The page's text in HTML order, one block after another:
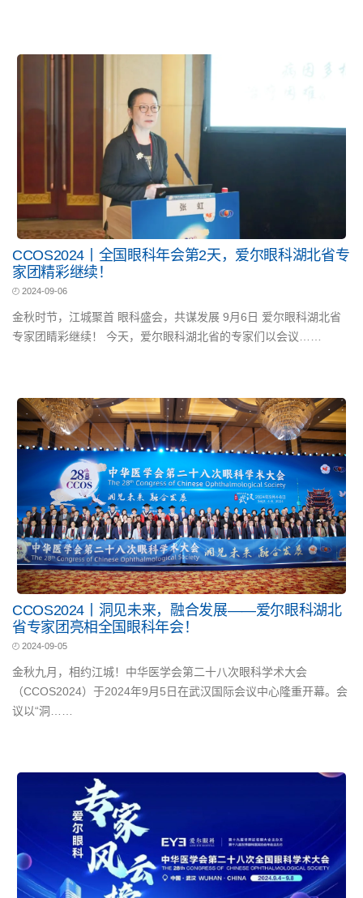
CCOS2024丨全国眼科年会第2天，爱尔眼科湖北省专
家团精彩继续！
2024-09-06
金秋时节，江城聚首 眼科盛会，共谋发展 9月6日 爱尔眼科湖北省
专家团睛彩继续！ 今天，爱尔眼科湖北省的专家们以会议……
CCOS2024丨洞见未来，融合发展——爱尔眼科湖北
省专家团亮相全国眼科年会！
2024-09-05
金秋九月，相约江城！中华医学会第二十八次眼科学术大会
（CCOS2024）于2024年9月5日在武汉国际会议中心隆重开幕。会
议以“洞……